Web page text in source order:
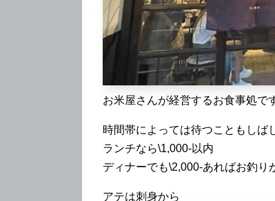
お米屋さんが経営するお食事処で
時間帯によっては待つこともしば
ランチなら\1,000-以内
ディナーでも\2,000-あればお釣り
アテは刺身から